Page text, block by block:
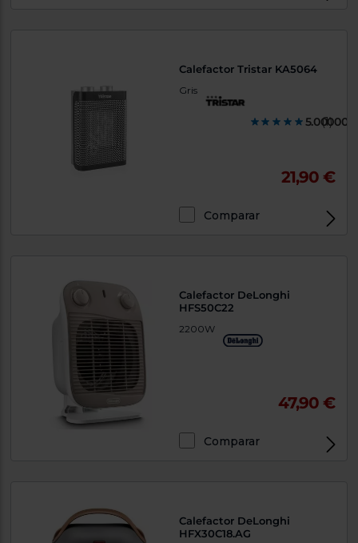
Calefactor Tristar KA5064
Gris
(1)
21,90 €
Comparar
Calefactor DeLonghi
HFS50C22
2200W
47,90 €
Comparar
Calefactor DeLonghi
HFX30C18.AG